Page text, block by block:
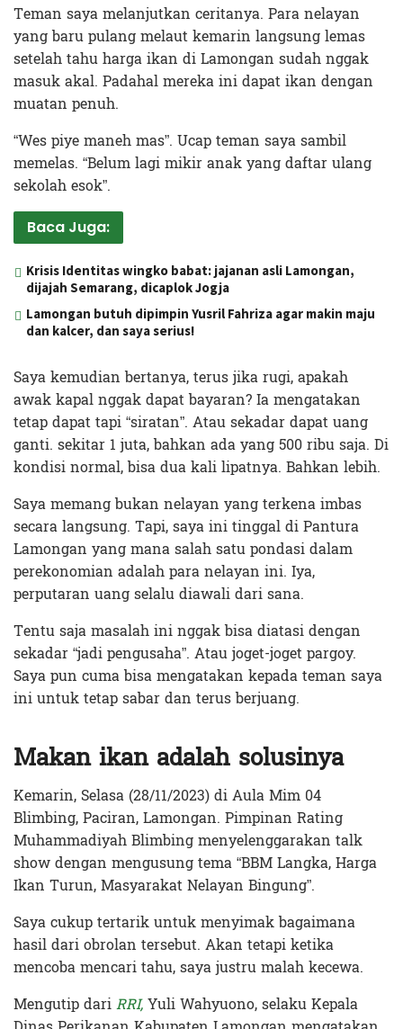
Teman saya melanjutkan ceritanya. Para nelayan
yang baru pulang melaut kemarin langsung lemas
setelah tahu harga ikan di Lamongan sudah nggak
masuk akal. Padahal mereka ini dapat ikan dengan
muatan penuh.
“Wes piye maneh mas”. Ucap teman saya sambil
memelas. “Belum lagi mikir anak yang daftar ulang
sekolah esok”.
Baca Juga:
Krisis Identitas wingko babat: jajanan asli Lamongan,
dijajah Semarang, dicaplok Jogja
Lamongan butuh dipimpin Yusril Fahriza agar makin maju
dan kalcer, dan saya serius!
Saya kemudian bertanya, terus jika rugi, apakah
awak kapal nggak dapat bayaran? Ia mengatakan
tetap dapat tapi “siratan”. Atau sekadar dapat uang
ganti. sekitar 1 juta, bahkan ada yang 500 ribu saja. Di
kondisi normal, bisa dua kali lipatnya. Bahkan lebih.
Saya memang bukan nelayan yang terkena imbas
secara langsung. Tapi, saya ini tinggal di Pantura
Lamongan yang mana salah satu pondasi dalam
perekonomian adalah para nelayan ini. Iya,
perputaran uang selalu diawali dari sana.
Tentu saja masalah ini nggak bisa diatasi dengan
sekadar “jadi pengusaha”. Atau joget-joget pargoy.
Saya pun cuma bisa mengatakan kepada teman saya
ini untuk tetap sabar dan terus berjuang.
Makan ikan adalah solusinya
Kemarin, Selasa (28/11/2023) di Aula Mim 04
Blimbing, Paciran, Lamongan. Pimpinan Rating
Muhammadiyah Blimbing menyelenggarakan talk
show dengan mengusung tema “BBM Langka, Harga
Ikan Turun, Masyarakat Nelayan Bingung”.
Saya cukup tertarik untuk menyimak bagaimana
hasil dari obrolan tersebut. Akan tetapi ketika
mencoba mencari tahu, saya justru malah kecewa.
Mengutip dariRRI,Yuli Wahyuono, selaku Kepala